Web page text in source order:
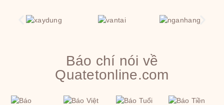
Báo chí nói về
Quatetonline.com